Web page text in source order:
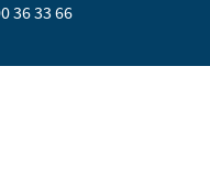
36 33 66